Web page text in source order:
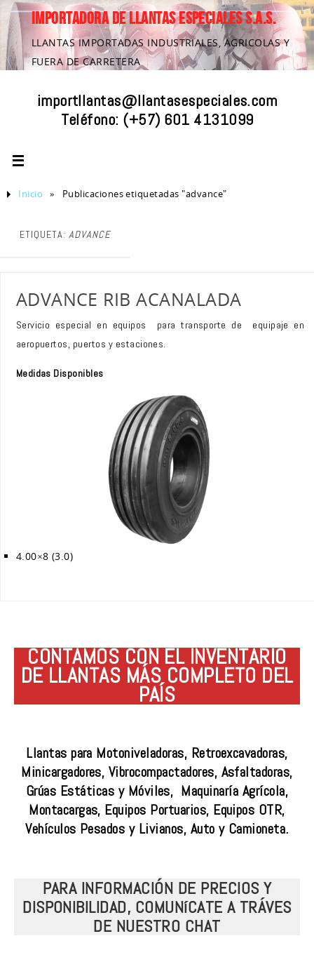
IMPORTADORA DE LLANTAS ESPECIALES S.A.S.
LLANTAS IMPORTADAS INDUSTRIALES, AGRICOLAS Y
FUERA DE CARRETERA
importllantas@llantasespeciales.com
Teléfono: (+57) 601 4131099
Inicio » Publicaciones etiquetadas "advance"
ETIQUETA: ADVANCE
ADVANCE RIB ACANALADA
Servicio especial en equipos para transporte de equipaje en
aeropuertos, puertos y estaciones.
Medidas Disponibles
4.00×8 (3.0)
CONTAMOS CON EL INVENTARIO
DE LLANTAS MÁS COMPLETO DEL
PAÍS
Llantas para Motoniveladoras, Retroexcavadoras,
Minicargadores, Vibrocompactadores, Asfaltadoras,
Grúas Estáticas y Móviles, Maquinaría Agrícola,
Montacargas, Equipos Portuarios, Equipos OTR,
Vehículos Pesados y Livianos, Auto y Camioneta.
PARA INFORMACIÓN DE PRECIOS Y
DISPONIBILIDAD, COMUNíCATE A TRÁVES
DE NUESTRO CHAT